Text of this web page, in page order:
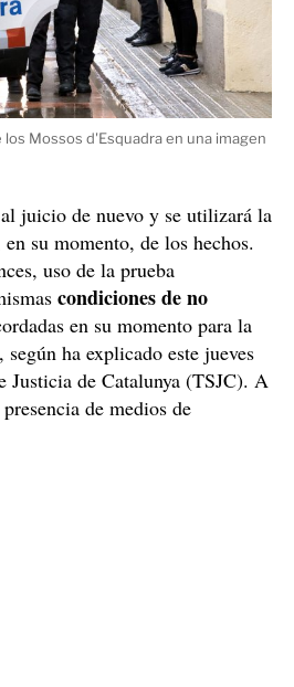
los Mossos d'Esquadra en una imagen
juicio de nuevo y se utilizará la
su momento, de los hechos.
uso de la prueba
condiciones de no
en su momento para la
ha explicado este jueves
Justicia de Catalunya (TSJC). A
de medios de